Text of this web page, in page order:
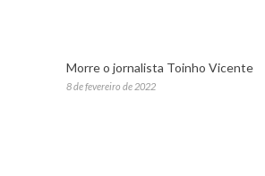
Morre o jornalista Toinho Vicente
8 de fevereiro de 2022